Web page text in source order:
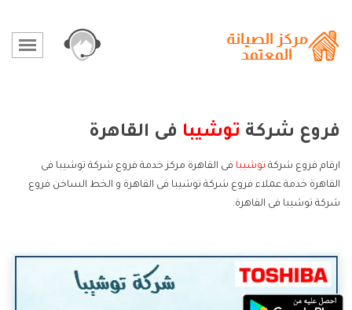
فروع شركة توشيبا فى القاهرة
ارقام فروع شركة توشيبا فى القاهرة مركز خدمة فروع شركة توشيبا فى
القاهرة خدمة عملاء فروع شركة توشيبا فى القاهرة و الخط الساخن فروع
شركة توشيبا فى القاهرة.